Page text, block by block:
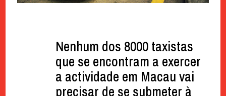
Nenhum dos 8000 taxistas
que se encontram a exercer
a actividade em Macau vai
precisar de se submeter à